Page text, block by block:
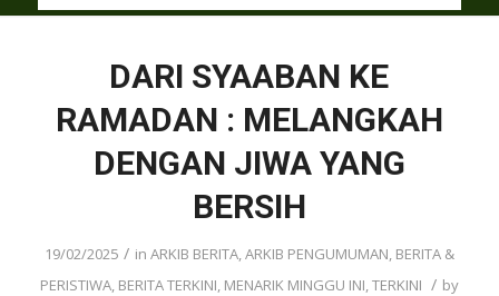
DARI SYAABAN KE
RAMADAN : MELANGKAH
DENGAN JIWA YANG
BERSIH
19/02/2025 / in ARKIB BERITA,ARKIB PENGUMUMAN, BERITA &
PERISTIWA, BERITA TERKINI, MENARIK MINGGU INI,TERKINI / by